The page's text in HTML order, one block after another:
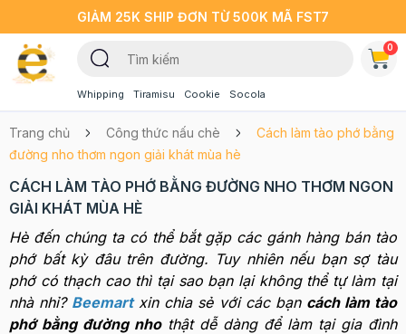
GIẢM 25K SHIP ĐƠN TỪ 500K MÃ FST7
Whipping Tiramisu Cookie Socola
0
Trang chủ Công thức nấu chè
Cách làm tào phớ bằng
đường nho thơm ngon giải khát mùa hè
CÁCH LÀM TÀO PHỚ BẰNG ĐƯỜNG NHO THƠM NGON
GIẢI KHÁT MÙA HÈ
Hè đến chúng ta có thể bắt gặp các gánh hàng bán tào
phớ bất kỳ đâu trên đường. Tuy nhiên nếu bạn sợ tàu
phớ có thạch cao thì tại sao bạn lại không thể tự làm tại
nhà nhỉ? Beemartxin chia sẻ với các bạn cách làm tào
phớ bằng đường nhothật dễ dàng để làm tại gia đình